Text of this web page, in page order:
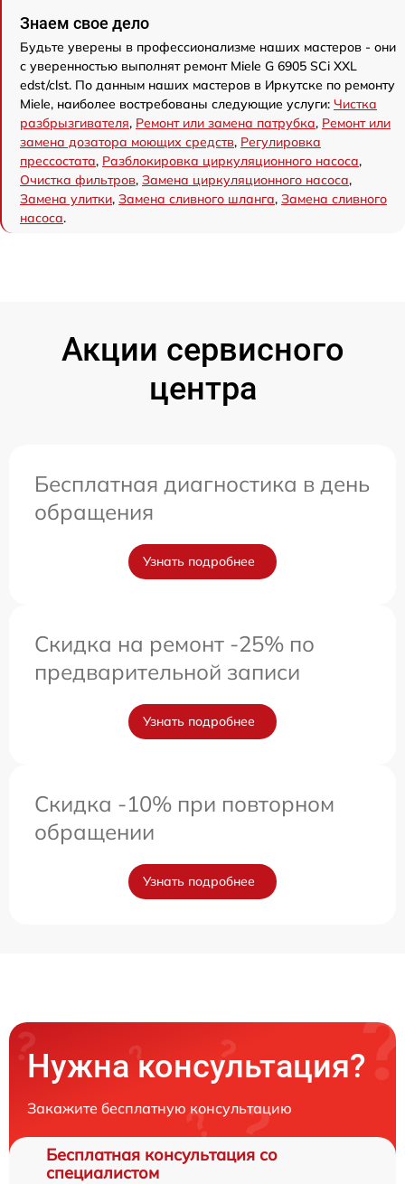
Знаем свое дело
Будьте уверены в профессионализме наших мастеров - они
с уверенностью выполнят ремонт Miele G 6905 SCi XXL
edst/clst. По данным наших мастеров в Иркутске по ремонту
Miele, наиболее востребованы следующие услуги: Чистка
разбрызгивателя, Ремонт или замена патрубка, Ремонт или
замена дозатора моющих средств, Регулировка
прессостата, Разблокировка циркуляционного насоса,
Очистка фильтров, Замена циркуляционного насоса,
Замена улитки, Замена сливного шланга, Замена сливного
насоса.
Акции сервисного
центра
Бесплатная диагностика в день
обращения
Узнать подробнее
Скидка на ремонт -25% по
предварительной записи
Узнать подробнее
Скидка -10% при повторном
обращении
Узнать подробнее
Нужна консультация?
Закажите бесплатную консультацию
Бесплатная консультация со
специалистом